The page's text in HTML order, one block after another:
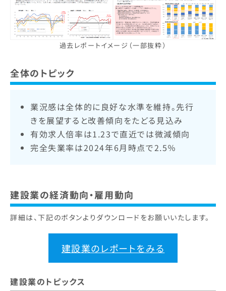
過去レポートイメージ（一部抜粋）
全体のトピック
業況感は全体的に良好な水準を維持。先行
きを展望すると改善傾向をたどる見込み
​有効求人倍率は1.23で直近では微減傾向
完全失業率は2024年6月時点で2.5％
建設業の経済動向・雇用動向
詳細は、下記のボタンよりダウンロードをお願いいたします。
建設業のレポートをみる
建設業のトピックス